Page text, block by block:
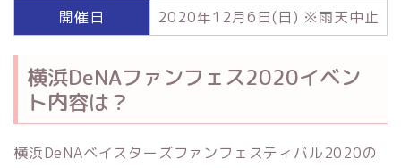
開催日
2020年12月6日(日) ※雨天中止
横浜DeNAファンフェス2020イベン
ト内容は？
横浜DeNAベイスターズファンフェスティバル2020の